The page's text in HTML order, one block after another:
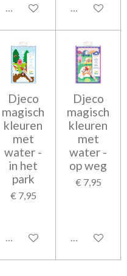
In winkelwagen In
Djeco
magisch
kleuren
met
water -
in het
park
€ 7,95
In winkelwagen
Djeco
magisch
kleuren
met
water -
op weg
€ 7,95
In